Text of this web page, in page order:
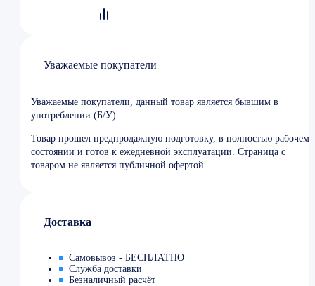
Уважаемые покупатели
Уважаемые покупатели, данный товар является бывшим в
употреблении (Б/У).
Товар прошел предпродажную подготовку, в полностью рабочем
состоянии и готов к ежедневной эксплуатации. Страница с
товаром не является публичной офертой.
Доставка
Самовывоз - БЕСПЛАТНО
Служба доставки
Безналичный расчёт